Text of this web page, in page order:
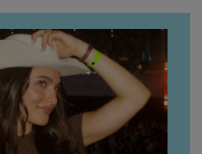
noastră! Fostei
prezentatoare nici că-i
vine să creadă că s-a
ajuns până aici, dar e
adevărat, au făcut-o și pe
asta! Și ce a ieșit la iveală
ar fi prea mult pentru
oricine: "Cu… mine, fata
româncă...”